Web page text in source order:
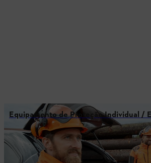
Equipamento de Proteção Individual /